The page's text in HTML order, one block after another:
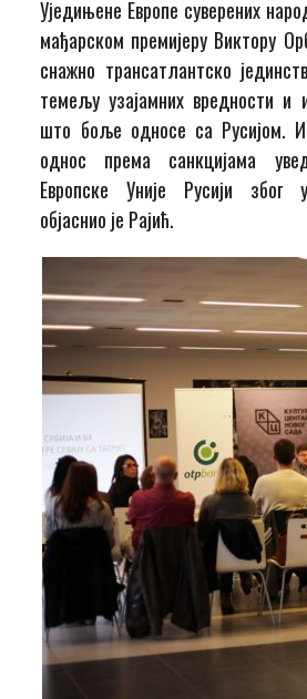
Уједињене Европе суверених
мађарском премијеру Виктору
снажно трансатлантско
темељу узајамних вредности и
што боље односе са Русијом.
однос према санкцијама
Европске Уније Русији због
објаснио је Рајић.